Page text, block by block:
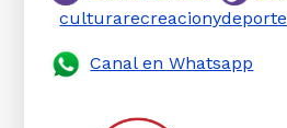
culturarecreacionydeporte
Canal en Whatsapp